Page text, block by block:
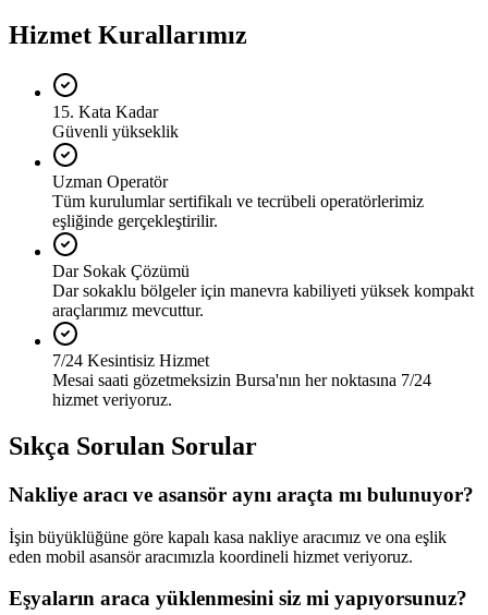
Hizmet Kurallarımız
15. Kata Kadar
Güvenli yükseklik
Uzman Operatör
Tüm kurulumlar sertifikalı ve tecrübeli operatörlerimiz
eşliğinde gerçekleştirilir.
Dar Sokak Çözümü
Dar sokaklu bölgeler için manevra kabiliyeti yüksek kompakt
araçlarımız mevcuttur.
7/24 Kesintisiz Hizmet
Mesai saati gözetmeksizin Bursa'nın her noktasına 7/24
hizmet veriyoruz.
Sıkça Sorulan Sorular
Nakliye aracı ve asansör aynı araçta mı bulunuyor?
İşin büyüklüğüne göre kapalı kasa nakliye aracımız ve ona eşlik
eden mobil asansör aracımızla koordineli hizmet veriyoruz.
Eşyaların araca yüklenmesini siz mi yapıyorsunuz?